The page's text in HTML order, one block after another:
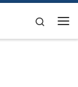
Search